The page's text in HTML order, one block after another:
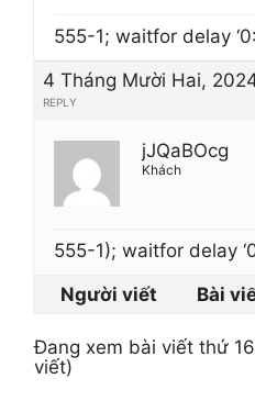
555-1; waitfor delay
4 Tháng Mười Hai,
REPLY
jJQaBOcg
Khách
555-1); waitfor delay
Người viết
Bài
Đang xem bài viết thứ
viết)